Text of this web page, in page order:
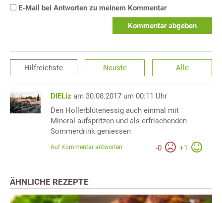
E-Mail bei Antworten zu meinem Kommentar
Kommentar abgeben
Hilfreichste Neuste Alle
DIELiz am 30.08.2017 um 00:11 Uhr
Den Hollerblütenessig auch einmal mit
Mineral aufspritzen und als erfrischenden
Sommerdrink geniessen
-0 +1
Auf Kommentar antworten
ÄHNLICHE REZEPTE